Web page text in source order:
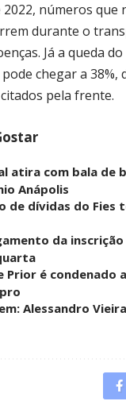
2022, números que
durante o
Já a queda
chegar a 38%,
pela frente.
atira com bala de
Anápolis
de dívidas do Fies
da inscrição
Prior é condenado
Alessandro